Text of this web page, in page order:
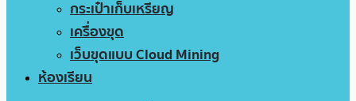
กระเป๋าเก็บเหรียญ
เครื่องขุด
เว็บขุดแบบ Cloud Mining
ห้องเรียน